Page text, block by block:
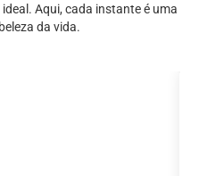
Aqui, cada instante é uma
da vida.